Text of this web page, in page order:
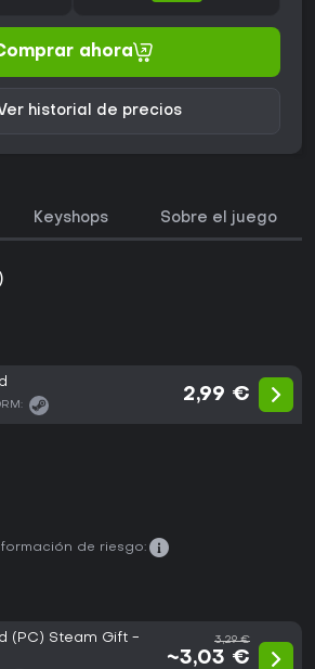
ahora
historial de precios
Keyshops Sobre el juego
2,99 €
de riesgo:
(PC) Steam Gift -
3,29 €
~3,03 €